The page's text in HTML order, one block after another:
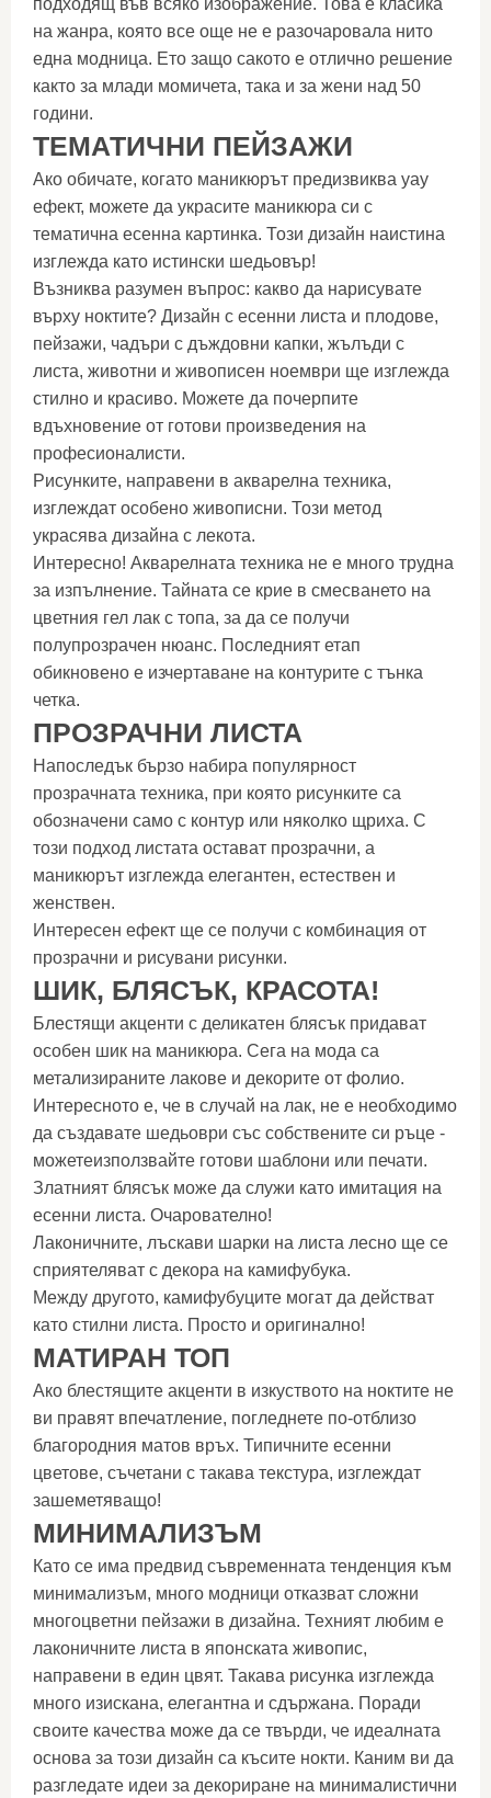
подходящ във всяко изображение. Това е класика
на жанра, която все още не е разочаровала нито
една модница. Ето защо сакото е отлично решение
както за млади момичета, така и за жени над 50
години.
ТЕМАТИЧНИ ПЕЙЗАЖИ
Ако обичате, когато маникюрът предизвиква уау
ефект, можете да украсите маникюра си с
тематична есенна картинка. Този дизайн наистина
изглежда като истински шедьовър!
Възниква разумен въпрос: какво да нарисувате
върху ноктите? Дизайн с есенни листа и плодове,
пейзажи, чадъри с дъждовни капки, жълъди с
листа, животни и живописен ноември ще изглежда
стилно и красиво. Можете да почерпите
вдъхновение от готови произведения на
професионалисти.
Рисунките, направени в акварелна техника,
изглеждат особено живописни. Този метод
украсява дизайна с лекота.
Интересно! Акварелната техника не е много трудна
за изпълнение. Тайната се крие в смесването на
цветния гел лак с топа, за да се получи
полупрозрачен нюанс. Последният етап
обикновено е изчертаване на контурите с тънка
четка.
ПРОЗРАЧНИ ЛИСТА
Напоследък бързо набира популярност
прозрачната техника, при която рисунките са
обозначени само с контур или няколко щриха. С
този подход листата остават прозрачни, а
маникюрът изглежда елегантен, естествен и
женствен.
Интересен ефект ще се получи с комбинация от
прозрачни и рисувани рисунки.
ШИК, БЛЯСЪК, КРАСОТА!
Блестящи акценти с деликатен блясък придават
особен шик на маникюра. Сега на мода са
метализираните лакове и декорите от фолио.
Интересното е, че в случай на лак, не е необходимо
да създавате шедьоври със собствените си ръце -
можетеизползвайте готови шаблони или печати.
Златният блясък може да служи като имитация на
есенни листа. Очарователно!
Лаконичните, лъскави шарки на листа лесно ще се
сприятеляват с декора на камифубука.
Между другото, камифубуците могат да действат
като стилни листа. Просто и оригинално!
МАТИРАН ТОП
Ако блестящите акценти в изкуството на ноктите не
ви правят впечатление, погледнете по-отблизо
благородния матов връх. Типичните есенни
цветове, съчетани с такава текстура, изглеждат
зашеметяващо!
МИНИМАЛИЗЪМ
Като се има предвид съвременната тенденция към
минимализъм, много модници отказват сложни
многоцветни пейзажи в дизайна. Техният любим е
лаконичните листа в японската живопис,
направени в един цвят. Такава рисунка изглежда
много изискана, елегантна и сдържана. Поради
своите качества може да се твърди, че идеалната
основа за този дизайн са късите нокти. Каним ви да
разгледате идеи за декориране на минималистични